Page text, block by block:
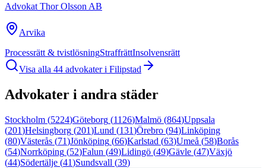
Advokat Thor Olsson AB
Arvika
Processrätt & tvistlösningStraffrättInsolvensrätt
Visa alla 44 advokater i Filipstad
Advokater i andra städer
Stockholm (5224)Göteborg (1126)Malmö (864)Uppsala
(201)Helsingborg (201)Lund (131)Örebro (94)Linköping
(80)Västerås (71)Jönköping (66)Karlstad (63)Umeå (58)Borås
(54)Norrköping (52)Falun (49)Lidingö (49)Gävle (47)Växjö
(44)Södertälje (41)Sundsvall (39)